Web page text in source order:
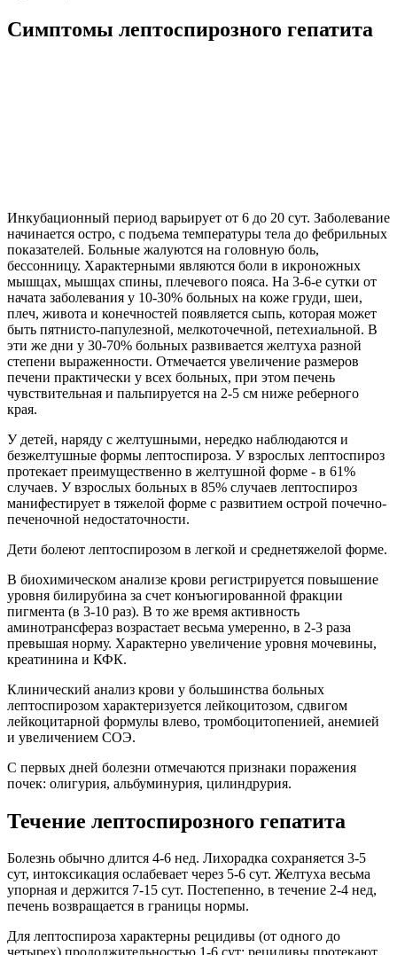
Симптомы лептоспирозного гепатита
Инкубационный период варьирует от 6 до 20 сут. Заболевание
начинается остро, с подъема температуры тела до фебрильных
показателей. Больные жалуются на головную боль,
бессонницу. Характерными являются боли в икроножных
мышцах, мышцах спины, плечевого пояса. На 3-6-е сутки от
начата заболевания у 10-30% больных на коже груди, шеи,
плеч, живота и конечностей появляется сыпь, которая может
быть пятнисто-папулезной, мелкоточечной, петехиальной. В
эти же дни у 30-70% больных развивается желтуха разной
степени выраженности. Отмечается увеличение размеров
печени практически у всех больных, при этом печень
чувствительная и пальпируется на 2-5 см ниже реберного
края.
У детей, наряду с желтушными, нередко наблюдаются и
безжелтушные формы лептоспироза. У взрослых лептоспироз
протекает преимущественно в желтушной форме - в 61%
случаев. У взрослых больных в 85% случаев лептоспироз
манифестирует в тяжелой форме с развитием острой почечно-
печеночной недостаточности.
Дети болеют лептоспирозом в легкой и среднетяжелой форме.
В биохимическом анализе крови регистрируется повышение
уровня билирубина за счет конъюгированной фракции
пигмента (в 3-10 раз). В то же время активность
аминотрансфераз возрастает весьма умеренно, в 2-3 раза
превышая норму. Характерно увеличение уровня мочевины,
креатинина и КФК.
Клинический анализ крови у большинства больных
лептоспирозом характеризуется лейкоцитозом, сдвигом
лейкоцитарной формулы влево, тромбоцитопенией, анемией
и увеличением СОЭ.
С первых дней болезни отмечаются признаки поражения
почек: олигурия, альбуминурия, цилиндрурия.
Течение лептоспирозного гепатита
Болезнь обычно длится 4-6 нед. Лихорадка сохраняется 3-5
сут, интоксикация ослабевает через 5-6 сут. Желтуха весьма
упорная и держится 7-15 сут. Постепенно, в течение 2-4 нед,
печень возвращается в границы нормы.
Для лептоспироза характерны рецидивы (от одного до